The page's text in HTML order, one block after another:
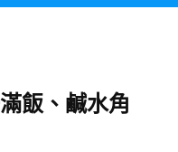
飯、鹹水角